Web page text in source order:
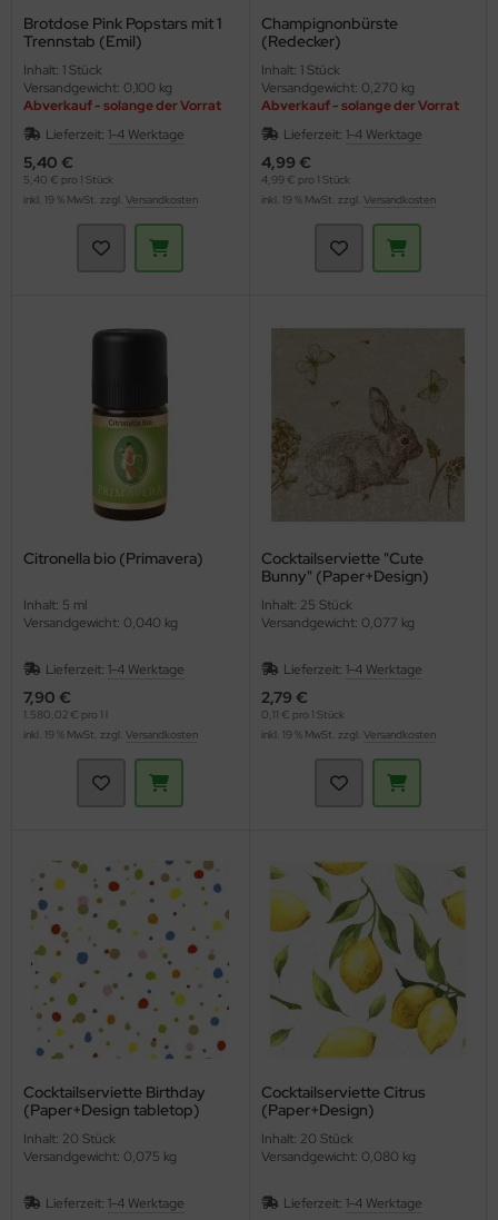
Brotdose Pink Popstars mit 1
Trennstab (Emil)
Inhalt: 1 Stück
Versandgewicht: 0,100 kg
Abverkauf - solange der Vorrat
reicht
Lieferzeit: 1-4 Werktage
5,40 €
5,40 € pro 1 Stück
inkl. 19 % MwSt. zzgl. Versandkosten
Champignonbürste
(Redecker)
Inhalt: 1 Stück
Versandgewicht: 0,270 kg
Abverkauf - solange der Vorrat
reicht
Lieferzeit: 1-4 Werktage
4,99 €
4,99 € pro 1 Stück
inkl. 19 % MwSt. zzgl. Versandkosten
Citronella bio (Primavera)
Inhalt: 5 ml
Versandgewicht: 0,040 kg
Lieferzeit: 1-4 Werktage
7,90 €
1.580,02 € pro 1 l
inkl. 19 % MwSt. zzgl. Versandkosten
Cocktailserviette "Cute
Bunny" (Paper+Design)
Inhalt: 25 Stück
Versandgewicht: 0,077 kg
Lieferzeit: 1-4 Werktage
2,79 €
0,11 € pro 1 Stück
inkl. 19 % MwSt. zzgl. Versandkosten
Cocktailserviette Birthday
(Paper+Design tabletop)
Inhalt: 20 Stück
Versandgewicht: 0,075 kg
Lieferzeit: 1-4 Werktage
Cocktailserviette Citrus
(Paper+Design)
Inhalt: 20 Stück
Versandgewicht: 0,080 kg
Lieferzeit: 1-4 Werktage